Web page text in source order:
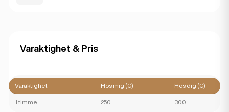
Varaktighet & Pris
Varaktighet Hos mig (€) Hos dig (€)
1 timme 250 300